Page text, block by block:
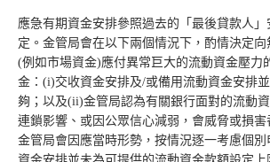
應急有期資金安排參照過去的「最後貸款人」
定。金管局會在以下兩個情況下，酌情決定
(例如市場資金)應付異常巨大的流動資金壓力
金：(i)交收資金安排及/或備用流動資金安排
夠；以及(ii)金管局認為有關銀行面對的流動
連鎖影響、或因公眾信心減弱，會威脅或損害
金管局會因應當時形勢，按情況逐一考慮個別